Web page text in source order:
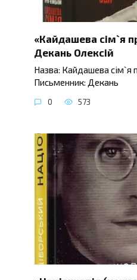
«Кайдашева сім`я
Декань Олексій
Назва: Кайдашева сім`я
Письменник: Декань
0 573